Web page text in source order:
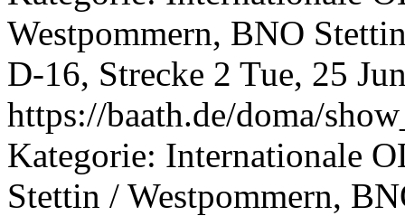
Westpommern, BNO
D-16, Strecke 2 Tue, 25
https://baath.de/doma/
Kategorie: Internationale
Stettin / Westpommern,